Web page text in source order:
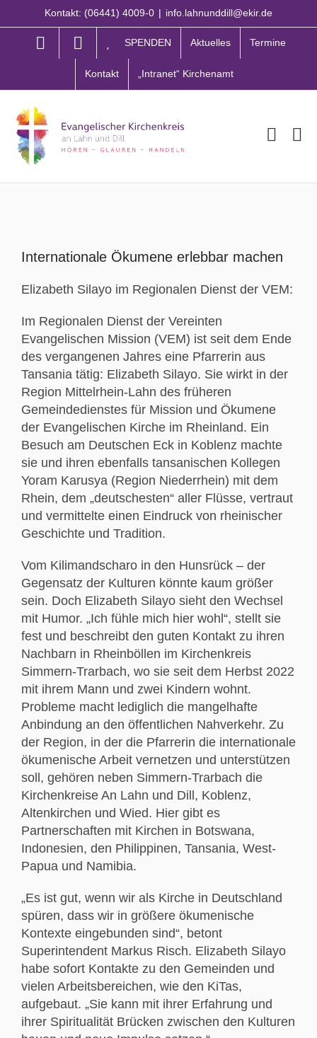
Inhalt
Kontakt: (06441) 4009-0 | info.lahnunddill@ekir.de
SPENDEN Aktuelles Termine
Kontakt „Intranet“ Kirchenamt
grösseres
Internationale Ökumene erlebbar machen
Elizabeth Silayo im Regionalen Dienst der VEM:
Im Regionalen Dienst der Vereinten
Evangelischen Mission (VEM) ist seit dem Ende
des vergangenen Jahres eine Pfarrerin aus
Tansania tätig: Elizabeth Silayo. Sie wirkt in der
Region Mittelrhein-Lahn des früheren
Gemeindedienstes für Mission und Ökumene
der Evangelischen Kirche im Rheinland. Ein
Besuch am Deutschen Eck in Koblenz machte
sie und ihren ebenfalls tansanischen Kollegen
Yoram Karusya (Region Niederrhein) mit dem
Rhein, dem „deutschesten“ aller Flüsse, vertraut
und vermittelte einen Eindruck von rheinischer
Geschichte und Tradition.
Vom Kilimandscharo in den Hunsrück – der
Gegensatz der Kulturen könnte kaum größer
sein. Doch Elizabeth Silayo sieht den Wechsel
mit Humor. „Ich fühle mich hier wohl“, stellt sie
fest und beschreibt den guten Kontakt zu ihren
Nachbarn in Rheinböllen im Kirchenkreis
Simmern-Trarbach, wo sie seit dem Herbst 2022
mit ihrem Mann und zwei Kindern wohnt.
Probleme macht lediglich die mangelhafte
Anbindung an den öffentlichen Nahverkehr. Zu
der Region, in der die Pfarrerin die internationale
ökumenische Arbeit vernetzen und unterstützen
soll, gehören neben Simmern-Trarbach die
Kirchenkreise An Lahn und Dill, Koblenz,
Altenkirchen und Wied. Hier gibt es
Partnerschaften mit Kirchen in Botswana,
Indonesien, den Philippinen, Tansania, West-
Papua und Namibia.
„Es ist gut, wenn wir als Kirche in Deutschland
spüren, dass wir in größere ökumenische
Kontexte eingebunden sind“, betont
Superintendent Markus Risch. Elizabeth Silayo
habe sofort Kontakte zu den Gemeinden und
vielen Arbeitsbereichen, wie den KiTas,
aufgebaut. „Sie kann mit ihrer Erfahrung und
ihrer Spiritualität Brücken zwischen den Kulturen